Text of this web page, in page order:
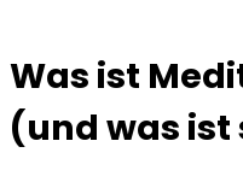
Was ist
(und was ist